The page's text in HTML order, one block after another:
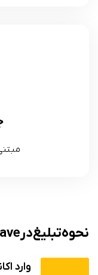
نحوه تبلیغ در Brave
وارد